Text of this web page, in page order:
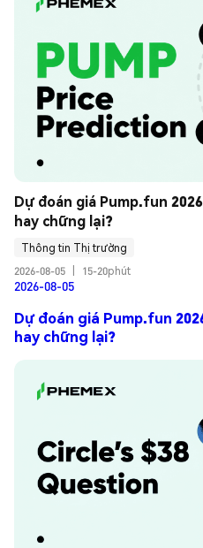
Dự đoán giá Pump.fun
hay chững lại?
Thông tin Thị trường
2026-08-05
15-20phút
2026-08-05
Dự đoán giá Pump.fun
hay chững lại?